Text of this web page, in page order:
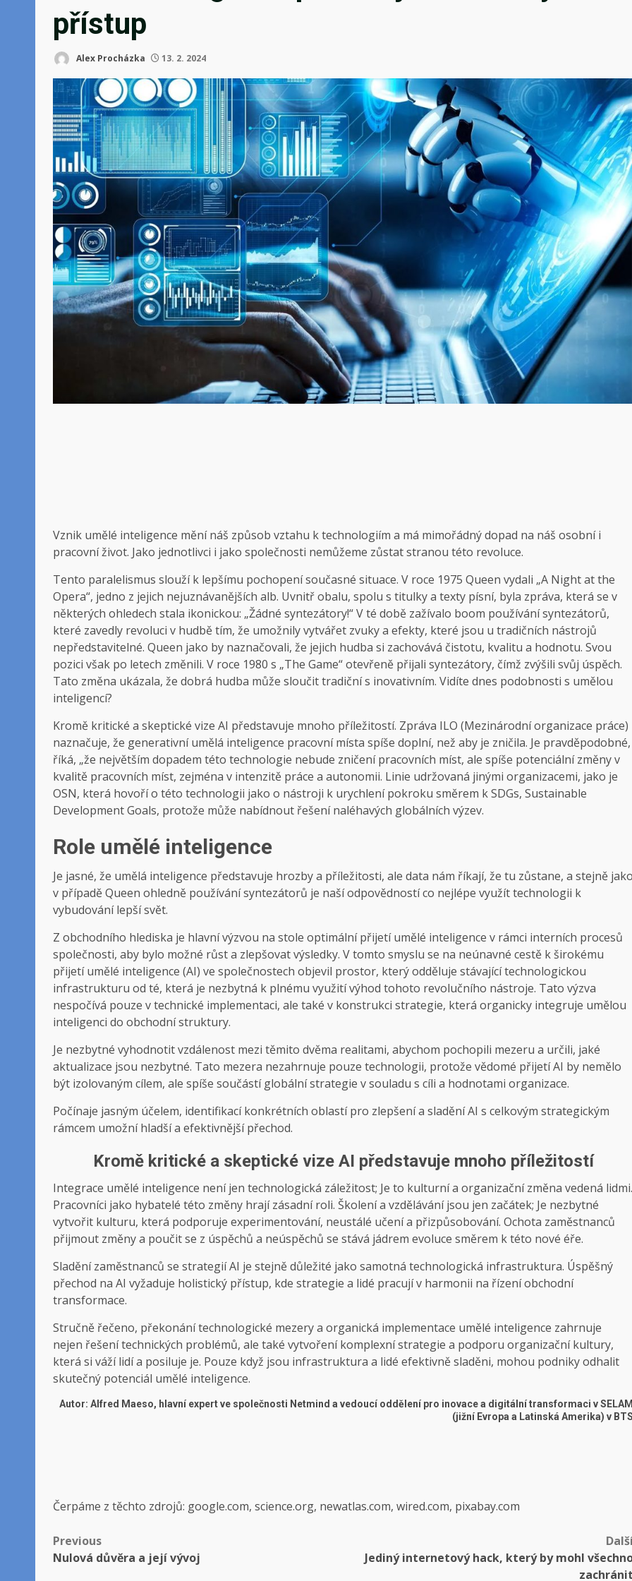
přístup
Alex Procházka 13. 2. 2024
Vznik umělé inteligence mění náš způsob vztahu k technologiím a má mimořádný dopad na náš osobní i
pracovní život. Jako jednotlivci i jako společnosti nemůžeme zůstat stranou této revoluce.
Tento paralelismus slouží k lepšímu pochopení současné situace. V roce 1975 Queen vydali „A Night at the
Opera“, jedno z jejich nejuznávanějších alb. Uvnitř obalu, spolu s titulky a texty písní, byla zpráva, která se v
některých ohledech stala ikonickou: „Žádné syntezátory!“ V té době zažívalo boom používání syntezátorů,
které zavedly revoluci v hudbě tím, že umožnily vytvářet zvuky a efekty, které jsou u tradičních nástrojů
nepředstavitelné. Queen jako by naznačovali, že jejich hudba si zachovává čistotu, kvalitu a hodnotu. Svou
pozici však po letech změnili. V roce 1980 s „The Game“ otevřeně přijali syntezátory, čímž zvýšili svůj úspěch.
Tato změna ukázala, že dobrá hudba může sloučit tradiční s inovativním. Vidíte dnes podobnosti s umělou
inteligencí?
Kromě kritické a skeptické vize AI představuje mnoho příležitostí. Zpráva ILO (Mezinárodní organizace práce)
naznačuje, že generativní umělá inteligence pracovní místa spíše doplní, než aby je zničila. Je pravděpodobné,
říká, „že největším dopadem této technologie nebude zničení pracovních míst, ale spíše potenciální změny v
kvalitě pracovních míst, zejména v intenzitě práce a autonomii. Linie udržovaná jinými organizacemi, jako je
OSN, která hovoří o této technologii jako o nástroji k urychlení pokroku směrem k SDGs, Sustainable
Development Goals, protože může nabídnout řešení naléhavých globálních výzev.
Role umělé inteligence
Je jasné, že umělá inteligence představuje hrozby a příležitosti, ale data nám říkají, že tu zůstane, a stejně jako
v případě Queen ohledně používání syntezátorů je naší odpovědností co nejlépe využít technologii k
vybudování lepší svět.
Z obchodního hlediska je hlavní výzvou na stole optimální přijetí umělé inteligence v rámci interních procesů
společnosti, aby bylo možné růst a zlepšovat výsledky. V tomto smyslu se na neúnavné cestě k širokému
přijetí umělé inteligence (AI) ve společnostech objevil prostor, který odděluje stávající technologickou
infrastrukturu od té, která je nezbytná k plnému využití výhod tohoto revolučního nástroje. Tato výzva
nespočívá pouze v technické implementaci, ale také v konstrukci strategie, která organicky integruje umělou
inteligenci do obchodní struktury.
Je nezbytné vyhodnotit vzdálenost mezi těmito dvěma realitami, abychom pochopili mezeru a určili, jaké
aktualizace jsou nezbytné. Tato mezera nezahrnuje pouze technologii, protože vědomé přijetí AI by nemělo
být izolovaným cílem, ale spíše součástí globální strategie v souladu s cíli a hodnotami organizace.
Počínaje jasným účelem, identifikací konkrétních oblastí pro zlepšení a sladění AI s celkovým strategickým
rámcem umožní hladší a efektivnější přechod.
Kromě kritické a skeptické vize AI představuje mnoho příležitostí
Integrace umělé inteligence není jen technologická záležitost; Je to kulturní a organizační změna vedená lidmi.
Pracovníci jako hybatelé této změny hrají zásadní roli. Školení a vzdělávání jsou jen začátek; Je nezbytné
vytvořit kulturu, která podporuje experimentování, neustálé učení a přizpůsobování. Ochota zaměstnanců
přijmout změny a poučit se z úspěchů a neúspěchů se stává jádrem evoluce směrem k této nové éře.
Sladění zaměstnanců se strategií AI je stejně důležité jako samotná technologická infrastruktura. Úspěšný
přechod na AI vyžaduje holistický přístup, kde strategie a lidé pracují v harmonii na řízení obchodní
transformace.
Stručně řečeno, překonání technologické mezery a organická implementace umělé inteligence zahrnuje
nejen řešení technických problémů, ale také vytvoření komplexní strategie a podporu organizační kultury,
která si váží lidí a posiluje je. Pouze když jsou infrastruktura a lidé efektivně sladěni, mohou podniky odhalit
skutečný potenciál umělé inteligence.
Autor: Alfred Maeso, hlavní expert ve společnosti Netmind a vedoucí oddělení pro inovace a digitální transformaci v SELAM
(jižní Evropa a Latinská Amerika) v BTS
Čerpáme z těchto zdrojů: google.com, science.org, newatlas.com, wired.com, pixabay.com
Post
navigation
Previous
Nulová důvěra a její vývoj
Jediný internetový hack, který by mohl
zachránit